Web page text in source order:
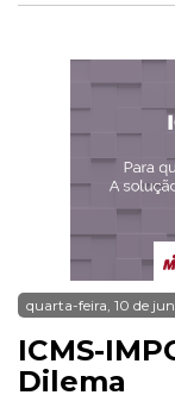
quarta-feira, 10 de
ICMS-
Dilema